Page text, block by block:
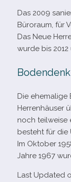
Das 2009
Büroraum, für
Das Neue
wurde bis
Die ehe­ma­lige
Herrenhäuser
noch teil­weise
besteht für die
Im Oktober
Jahre 1967
Last Updated